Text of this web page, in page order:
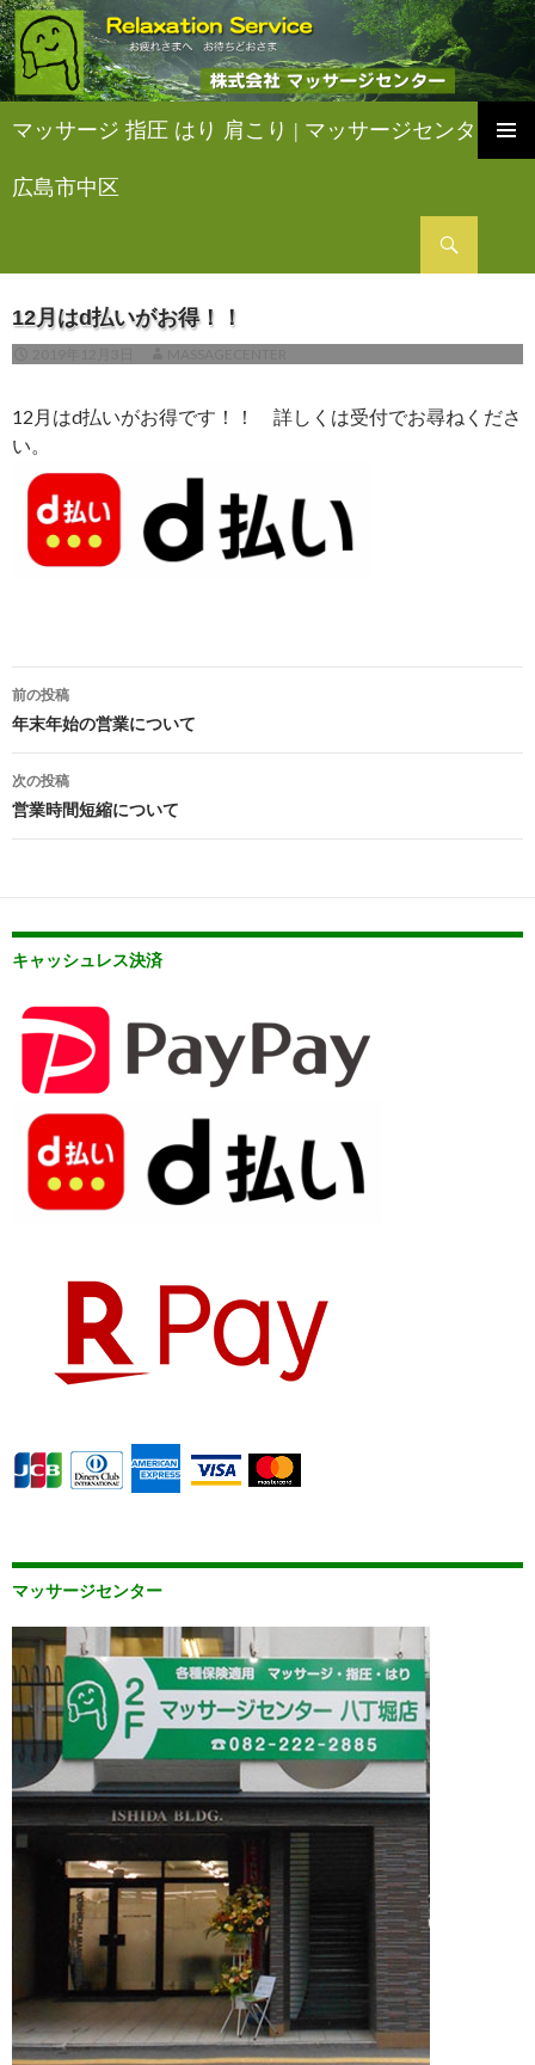
マッサージ 指圧 はり 肩こり | マッサージセンター
広島市中区
ン
テ
へ
キ
ッ
12月はd払いがお得！！
12月はd払いがお得です！！ 詳しくは受付でお尋ねくださ
い。
投
稿
ナ
ビ
ゲ
ー
シ
ョ
ン
前の投稿
年末年始の営業について
次の投稿
営業時間短縮について
キャッシュレス決済
マッサージセンター